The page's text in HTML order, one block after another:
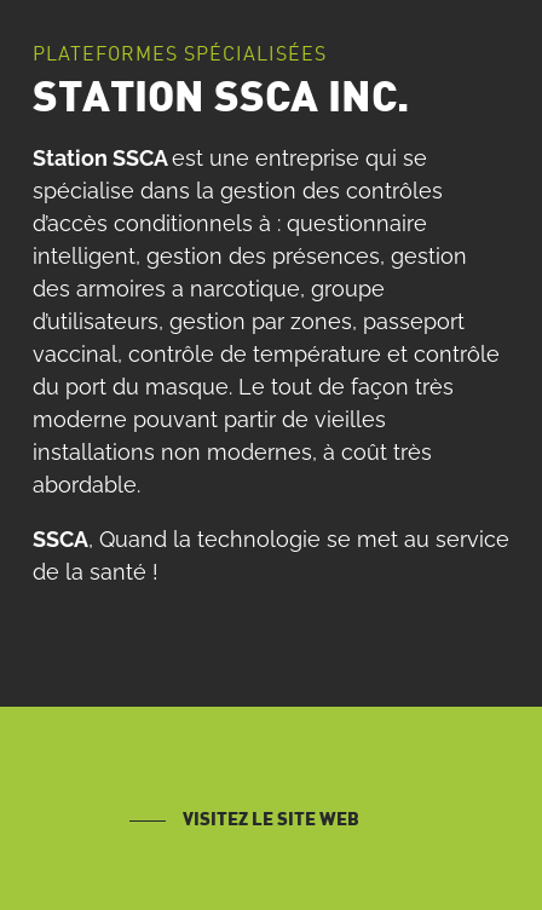
PLATEFORMES SPÉCIALISÉES
STATION SSCA INC.
Station SSCAest une entreprise qui se
spécialise dans la gestion des contrôles
d’accès conditionnels à : questionnaire
intelligent, gestion des présences, gestion
des armoires a narcotique, groupe
d’utilisateurs, gestion par zones, passeport
vaccinal, contrôle de température et contrôle
du port du masque. Le tout de façon très
moderne pouvant partir de vieilles
installations non modernes, à coût très
abordable.
SSCA, Quand la technologie se met au service
de la santé !
VISITEZ LE SITE WEB